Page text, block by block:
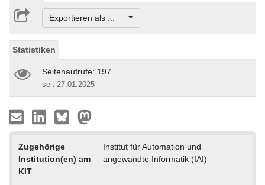
Exportieren als ...
Statistiken
Seitenaufrufe: 197
seit 27.01.2025
Zugehörige
Institution(en) am
KIT
Institut für Automation und
angewandte Informatik (IAI)